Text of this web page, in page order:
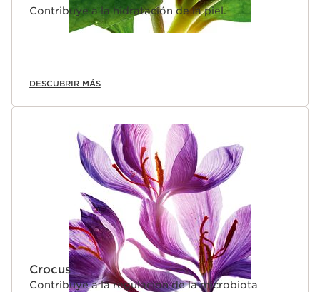
Contribuye a la hidratación de la piel.
DESCUBRIR MÁS
Crocus
Contribuye a la regulación de la microbiota